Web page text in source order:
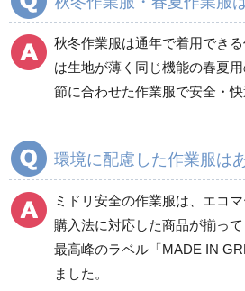
秋冬長袖
食品産業用長袖
食品産業用半袖
ワークパンツ
春夏ワークパンツ作業
ズボン
秋冬ワークパンツ作業
秋冬作業服は通年で着用でき
は生地が薄く同じ機能の春夏
節に合わせた作業服で安全・
環境に配慮した作業服は
ミドリ安全の作業服は、エコ
購入法に対応した商品が揃っ
最高峰のラベル「MADE IN
ました。